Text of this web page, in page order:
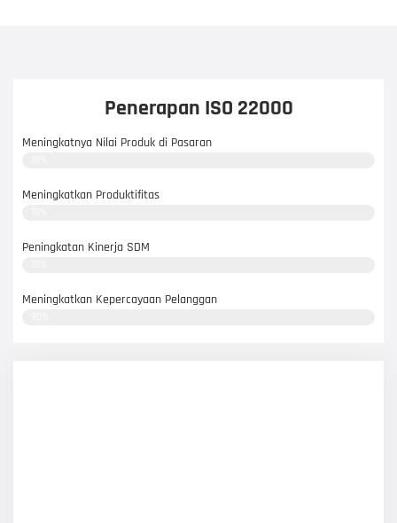
Penerapan ISO 22000
Meningkatnya Nilai Produk di Pasaran
Meningkatkan Produktifitas
Peningkatan Kinerja SDM
Meningkatkan Kepercayaan Pelanggan